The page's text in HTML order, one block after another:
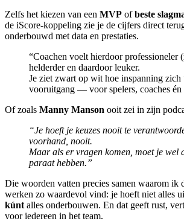
Zelfs het kiezen van een MVP ofbeste
de iScore-koppeling zie je de cijfers direct
onderbouwd met data en prestaties.
“Coachen voelt hierdoor professioneler
helderder en daardoor leuker.
Je ziet zwart op wit hoe inspanning zich
vooruitgang — voor spelers, coaches én
Of zoals Manny Manson ooit zei in zijn
“Je hoeft je keuzes nooit te
voorhand, nooit.
Maar als er vragen komen, moet je wel
paraat hebben.”
Die woorden vatten precies samen waarom ik
werken zo waardevol vind: je hoeft niet alles
kúnt alles onderbouwen. En dat geeft rust,
voor iedereen in het team.